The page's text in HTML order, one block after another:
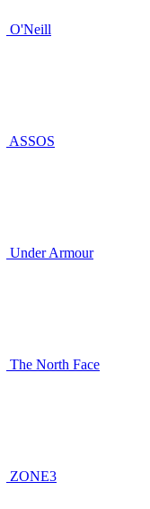
O'Neill
ASSOS
Under Armour
The North Face
ZONE3